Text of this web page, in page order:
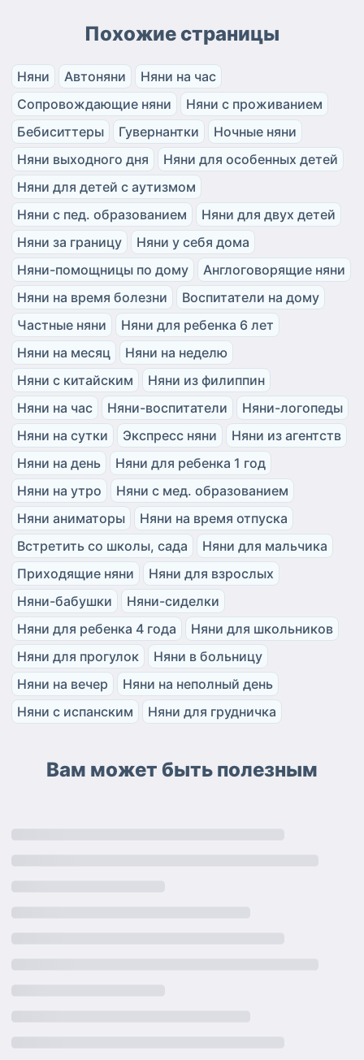
Похожие страницы
Няни Автоняни
Няни на час
Сопровождающие няни
Няни с проживанием
Бебиситтеры
Гувернантки
Ночные няни
Няни выходного дня
Няни для особенных детей
Няни для детей с аутизмом
Няни с пед. образованием
Няни для двух детей
Няни за границу
Няни у себя дома
Няни-помощницы по дому
Англоговорящие няни
Няни на время болезни
Воспитатели на дому
Частные няни
Няни для ребенка 6 лет
Няни на месяц
Няни на неделю
Няни с китайским
Няни из филиппин
Няни на час
Няни-воспитатели
Няни-логопеды
Няни на сутки
Экспресс няни
Няни из агентств
Няни на день
Няни для ребенка 1 год
Няни на утро
Няни с мед. образованием
Няни аниматоры
Няни на время отпуска
Встретить со школы, сада
Няни для мальчика
Приходящие няни
Няни для взрослых
Няни-бабушки
Няни-сиделки
Няни для ребенка 4 года
Няни для школьников
Няни для прогулок
Няни в больницу
Няни на вечер
Няни на неполный день
Няни с испанским
Няни для грудничка
Вам может быть полезным